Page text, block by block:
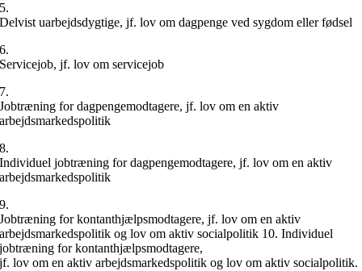
5.
Delvist uarbejdsdygtige, jf. lov om dagpenge ved sygdom eller fødsel
6.
Servicejob, jf. lov om servicejob
7.
Jobtræning for dagpengemodtagere, jf. lov om en aktiv
arbejdsmarkedspolitik
8.
Individuel jobtræning for dagpengemodtagere, jf. lov om en aktiv
arbejdsmarkedspolitik
9.
Jobtræning for kontanthjælpsmodtagere, jf. lov om en aktiv
arbejdsmarkedspolitik og lov om aktiv socialpolitik 10. Individuel
jobtræning for kontanthjælpsmodtagere,
jf. lov om en aktiv arbejdsmarkedspolitik og lov om aktiv socialpolitik.